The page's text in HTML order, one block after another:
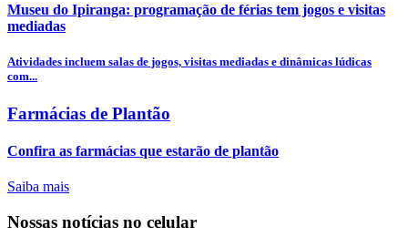
Museu do Ipiranga: programação de férias tem jogos e visitas
mediadas
Atividades incluem salas de jogos, visitas mediadas e dinâmicas lúdicas
com...
Farmácias de Plantão
Confira as farmácias que estarão de plantão
Saiba mais
Nossas notícias no celular